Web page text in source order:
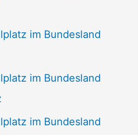
im Bundesland
im Bundesland
im Bundesland